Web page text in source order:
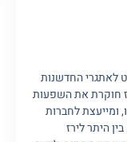
החדשנות
את השפעות
לחברות
היתר לירז